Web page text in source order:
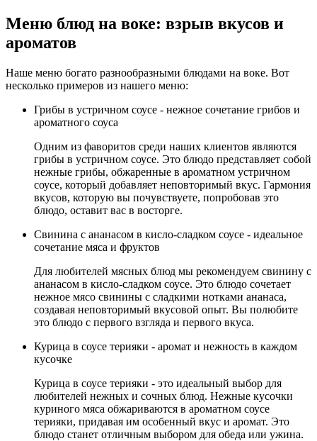
Меню блюд на воке: взрыв вкусов и
ароматов
Наше меню богато разнообразными блюдами на воке. Вот
несколько примеров из нашего меню:
Грибы в устричном соусе - нежное сочетание грибов и
ароматного соуса
Одним из фаворитов среди наших клиентов являются
грибы в устричном соусе. Это блюдо представляет собой
нежные грибы, обжаренные в ароматном устричном
соусе, который добавляет неповторимый вкус. Гармония
вкусов, которую вы почувствуете, попробовав это
блюдо, оставит вас в восторге.
Свинина с ананасом в кисло-сладком соусе - идеальное
сочетание мяса и фруктов
Для любителей мясных блюд мы рекомендуем свинину с
ананасом в кисло-сладком соусе. Это блюдо сочетает
нежное мясо свинины с сладкими нотками ананаса,
создавая неповторимый вкусовой опыт. Вы полюбите
это блюдо с первого взгляда и первого вкуса.
Курица в соусе терияки - аромат и нежность в каждом
кусочке
Курица в соусе терияки - это идеальный выбор для
любителей нежных и сочных блюд. Нежные кусочки
куриного мяса обжариваются в ароматном соусе
терияки, придавая им особенный вкус и аромат. Это
блюдо станет отличным выбором для обеда или ужина.